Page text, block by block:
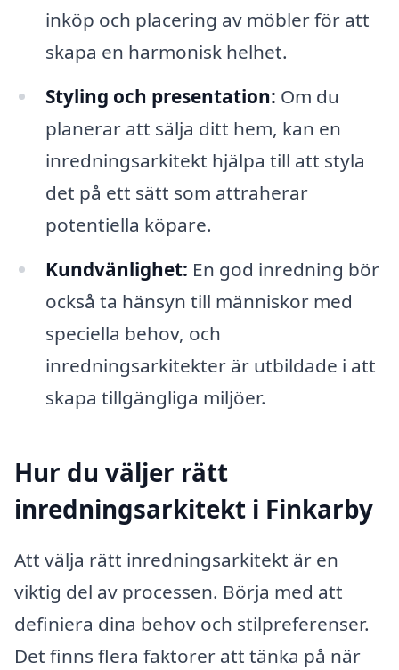
inköp och placering av möbler för att
skapa en harmonisk helhet.
Styling och presentation: Om du
planerar att sälja ditt hem, kan en
inredningsarkitekt hjälpa till att styla
det på ett sätt som attraherar
potentiella köpare.
Kundvänlighet: En god inredning bör
också ta hänsyn till människor med
speciella behov, och
inredningsarkitekter är utbildade i att
skapa tillgängliga miljöer.
Hur du väljer rätt
inredningsarkitekt i Finkarby
Att välja rätt inredningsarkitekt är en
viktig del av processen. Börja med att
definiera dina behov och stilpreferenser.
Det finns flera faktorer att tänka på när